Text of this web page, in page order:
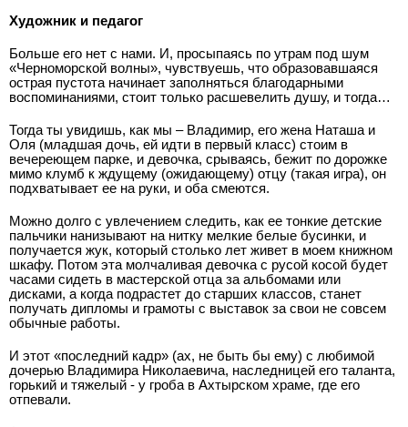
Художник и педагог
Больше его нет с нами. И, просыпаясь по утрам под шум
«Черноморской волны», чувствуешь, что образовавшаяся
острая пустота начинает заполняться благодарными
воспоминаниями, стоит только расшевелить душу, и тогда…
Тогда ты увидишь, как мы – Владимир, его жена Наташа и
Оля (младшая дочь, ей идти в первый класс) стоим в
вечереющем парке, и девочка, срываясь, бежит по дорожке
мимо клумб к ждущему (ожидающему) отцу (такая игра), он
подхватывает ее на руки, и оба смеются.
Можно долго с увлечением следить, как ее тонкие детские
пальчики нанизывают на нитку мелкие белые бусинки, и
получается жук, который столько лет живет в моем книжном
шкафу. Потом эта молчаливая девочка с русой косой будет
часами сидеть в мастерской отца за альбомами или
дисками, а когда подрастет до старших классов, станет
получать дипломы и грамоты с выставок за свои не совсем
обычные работы.
И этот «последний кадр» (ах, не быть бы ему) с любимой
дочерью Владимира Николаевича, наследницей его таланта,
горький и тяжелый - у гроба в Ахтырском храме, где его
отпевали.